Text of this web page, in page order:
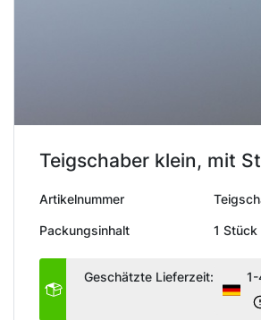
Teigschaber klein, mit
Artikelnummer
Packungsinhalt 1 Stück
Geschätzte Lieferzeit: